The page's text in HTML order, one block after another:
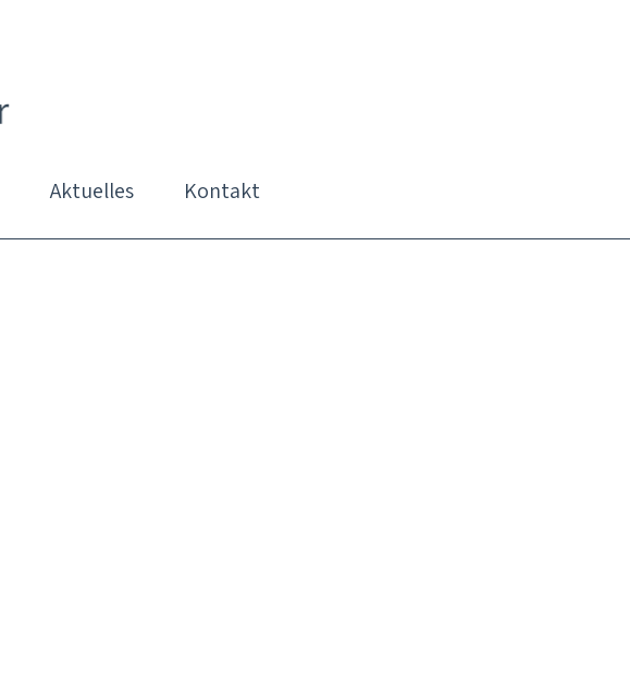
Aktuelles Kontakt